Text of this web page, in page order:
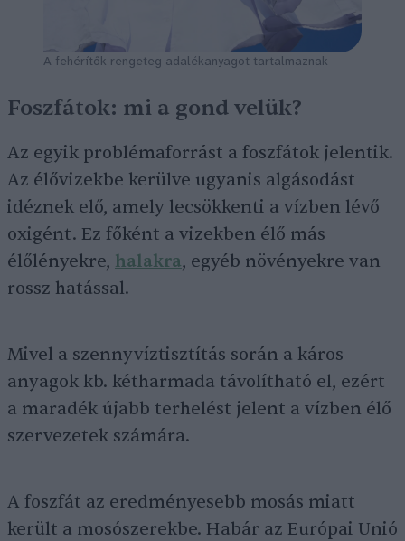
A fehérítők rengeteg adalékanyagot tartalmaznak
Foszfátok: mi a gond velük?
Az egyik problémaforrást a foszfátok jelentik.
Az élővizekbe kerülve ugyanis algásodást
idéznek elő, amely lecsökkenti a vízben lévő
oxigént. Ez főként a vizekben élő más
élőlényekre, halakra, egyéb növényekre van
rossz hatással.
Mivel a szennyvíztisztítás során a káros
anyagok kb. kétharmada távolítható el, ezért
a maradék újabb terhelést jelent a vízben élő
szervezetek számára.
A foszfát az eredményesebb mosás miatt
került a mosószerekbe. Habár az Európai Unió